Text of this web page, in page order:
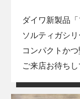
ダイワ新製品
ソルティガシリ
コンパクトか
ご来店お待ち